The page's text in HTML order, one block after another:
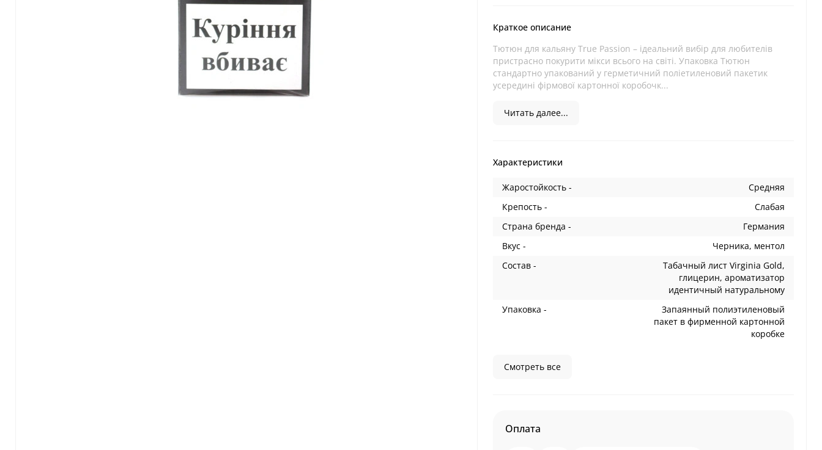
Краткое описание
Тютюн для кальяну True Passion – ідеальний вибір для любителів
пристрасно покурити мікси всього на світі. Упаковка Тютюн
стандартно упакований у герметичний поліетиленовий пакетик
усередині фірмової картонної коробочк...
Читать далее...
Характеристики
Жаростойкость -
Средняя
Крепость -
Слабая
Страна бренда -
Германия
Вкус -
Черника, ментол
Состав -
Табачный лист Virginia Gold,
глицерин, ароматизатор
идентичный натуральному
Упаковка -
Запаянный полиэтиленовый
пакет в фирменной картонной
коробке
Смотреть все
Оплата